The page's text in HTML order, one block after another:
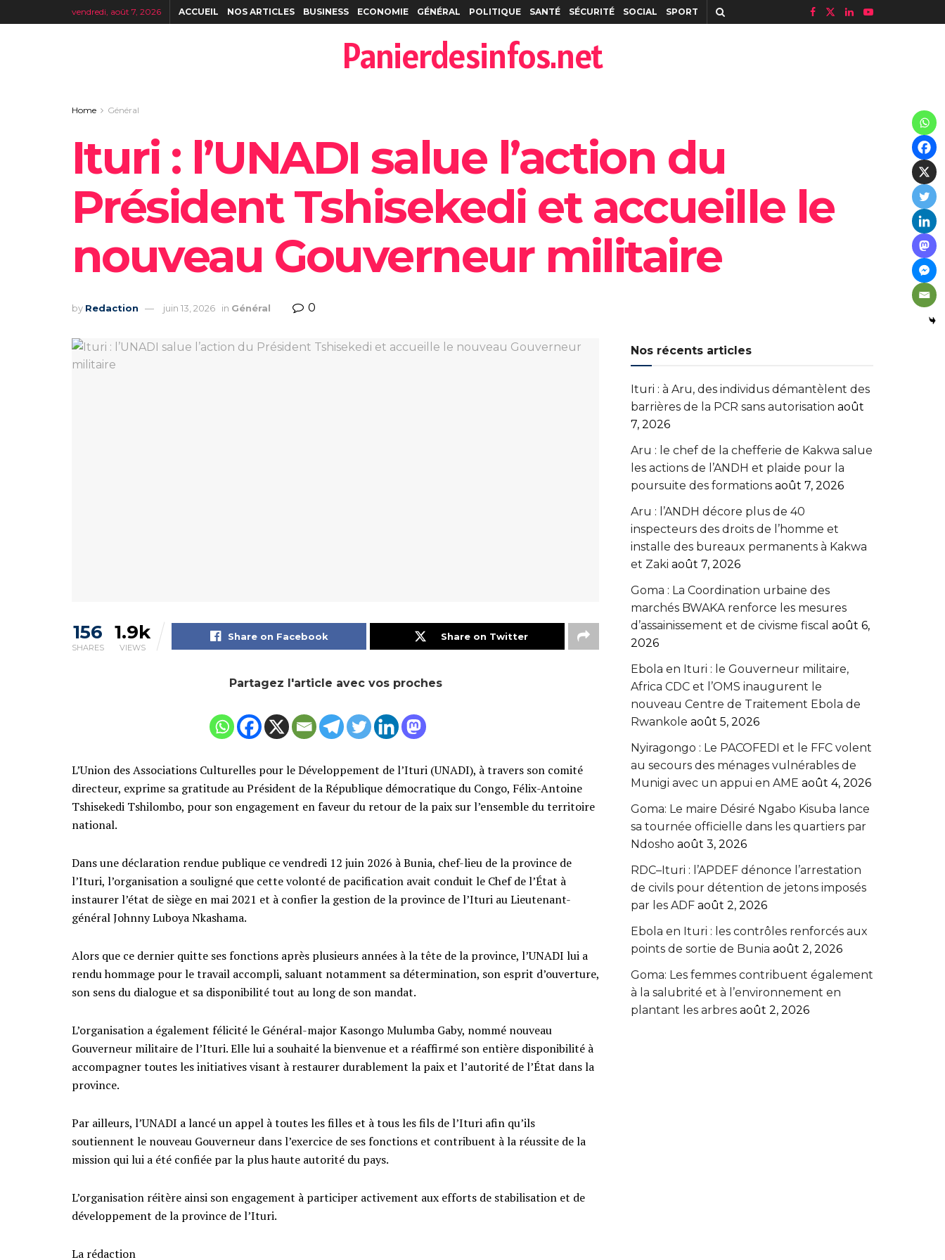
vendredi, août 7, 2026 ACCUEIL NOS ARTICLES BUSINESS ECONOMIE GÉNÉRAL POLITIQUE SANTÉ SÉCURITÉ SOCIAL SPORT
Panierdesinfos.net
Home Général
Ituri : l’UNADI salue l’action du
Président Tshisekedi et accueille le
nouveau Gouverneur militaire
by Redaction juin 13, 2026 in Général 0
156
SHARES
1.9k
VIEWS
Share on Facebook Share on Twitter
Partagez l'article avec vos proches
L’Union des Associations Culturelles pour le Développement de l’Ituri (UNADI), à travers son comité
directeur, exprime sa gratitude au Président de la République démocratique du Congo, Félix-Antoine
Tshisekedi Tshilombo, pour son engagement en faveur du retour de la paix sur l’ensemble du territoire
national.
Dans une déclaration rendue publique ce vendredi 12 juin 2026 à Bunia, chef-lieu de la province de
l’Ituri, l’organisation a souligné que cette volonté de pacification avait conduit le Chef de l’État à
instaurer l’état de siège en mai 2021 et à confier la gestion de la province de l’Ituri au Lieutenant-
général Johnny Luboya Nkashama.
Alors que ce dernier quitte ses fonctions après plusieurs années à la tête de la province, l’UNADI lui a
rendu hommage pour le travail accompli, saluant notamment sa détermination, son esprit d’ouverture,
son sens du dialogue et sa disponibilité tout au long de son mandat.
L’organisation a également félicité le Général-major Kasongo Mulumba Gaby, nommé nouveau
Gouverneur militaire de l’Ituri. Elle lui a souhaité la bienvenue et a réaffirmé son entière disponibilité à
accompagner toutes les initiatives visant à restaurer durablement la paix et l’autorité de l’État dans la
province.
Par ailleurs, l’UNADI a lancé un appel à toutes les filles et à tous les fils de l’Ituri afin qu’ils
soutiennent le nouveau Gouverneur dans l’exercice de ses fonctions et contribuent à la réussite de la
mission qui lui a été confiée par la plus haute autorité du pays.
L’organisation réitère ainsi son engagement à participer activement aux efforts de stabilisation et de
développement de la province de l’Ituri.
La rédaction
Nos récents articles
Ituri : à Aru, des individus démantèlent des
barrières de la PCR sans autorisation août
7, 2026
Aru : le chef de la chefferie de Kakwa salue
les actions de l’ANDH et plaide pour la
poursuite des formations août 7, 2026
Aru : l’ANDH décore plus de 40
inspecteurs des droits de l’homme et
installe des bureaux permanents à Kakwa
et Zaki août 7, 2026
Goma : La Coordination urbaine des
marchés BWAKA renforce les mesures
d’assainissement et de civisme fiscal août 6,
2026
Ebola en Ituri : le Gouverneur militaire,
Africa CDC et l’OMS inaugurent le
nouveau Centre de Traitement Ebola de
Rwankole août 5, 2026
‎Nyiragongo : Le PACOFEDI et le FFC volent
au secours des ménages vulnérables de
Munigi avec un appui en AME‎‎ août 4, 2026
Goma: Le maire Désiré Ngabo Kisuba lance
sa tournée officielle dans les quartiers par
Ndosho août 3, 2026
RDC–Ituri : l’APDEF dénonce l’arrestation
de civils pour détention de jetons imposés
par les ADF août 2, 2026
Ebola en Ituri : les contrôles renforcés aux
points de sortie de Bunia août 2, 2026
Goma: Les femmes contribuent également
à la salubrité et à l’environnement en
plantant les arbres août 2, 2026